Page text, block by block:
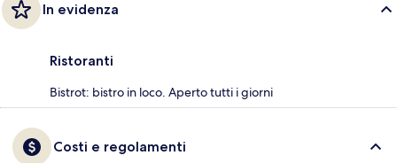
In evidenza
Ristoranti
Bistrot: bistro in loco. Aperto tutti i giorni
Costi e regolamenti